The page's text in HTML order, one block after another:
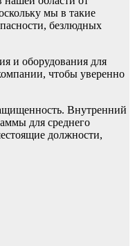
мы в такие
безлюдных
и оборудования для
чтобы уверенно
Внутренний
для среднего
должности,